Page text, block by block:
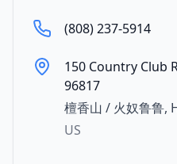
(808) 237-5914
150 Country Club
96817
檀香山 / 火奴鲁鲁,
US